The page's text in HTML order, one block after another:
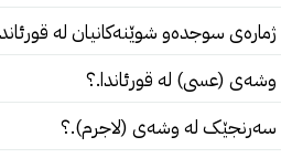
ژمارەى سوجدەو شوێنەکانیان لە
وشەى (عسى) لە قورئاندا.؟
سەرنجێک لە وشەى (لاجرم).؟